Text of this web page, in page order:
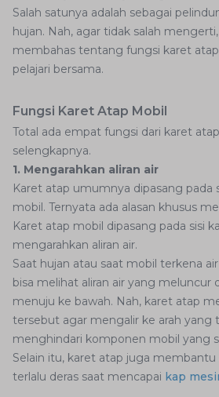
Salah satunya adalah sebagai
hujan. Nah, agar tidak salah
membahas tentang fungsi karet
pelajari bersama.
Fungsi Karet Atap Mobil
Total ada empat fungsi dari karet
selengkapnya.
1. Mengarahkan aliran air
Karet atap umumnya dipasang pada
mobil. Ternyata ada alasan khusus
Karet atap mobil dipasang pada sisi
mengarahkan aliran air.
Saat hujan atau saat mobil terkena
bisa melihat aliran air yang meluncur
menuju ke bawah. Nah, karet atap
tersebut agar mengalir ke arah yang
menghindari komponen mobil yang
Selain itu, karet atap juga membantu
terlalu deras saat mencapai kap